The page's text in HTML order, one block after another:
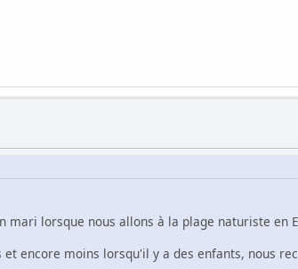
mari lorsque nous allons à la plage naturiste en
encore moins lorsqu'il y a des enfants, nous